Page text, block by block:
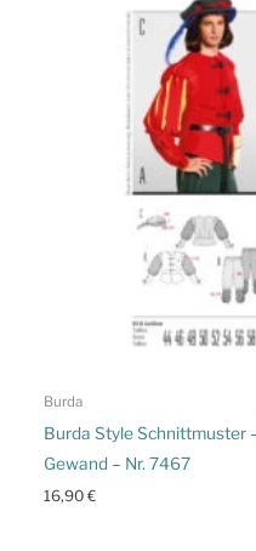
Burda
Burda Style Schnittmuster
Gewand – Nr. 7467
16,90€